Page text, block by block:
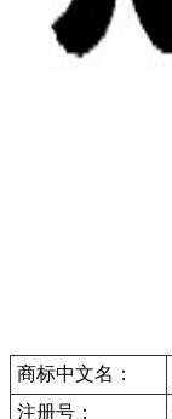
商标中文名：
注册号：